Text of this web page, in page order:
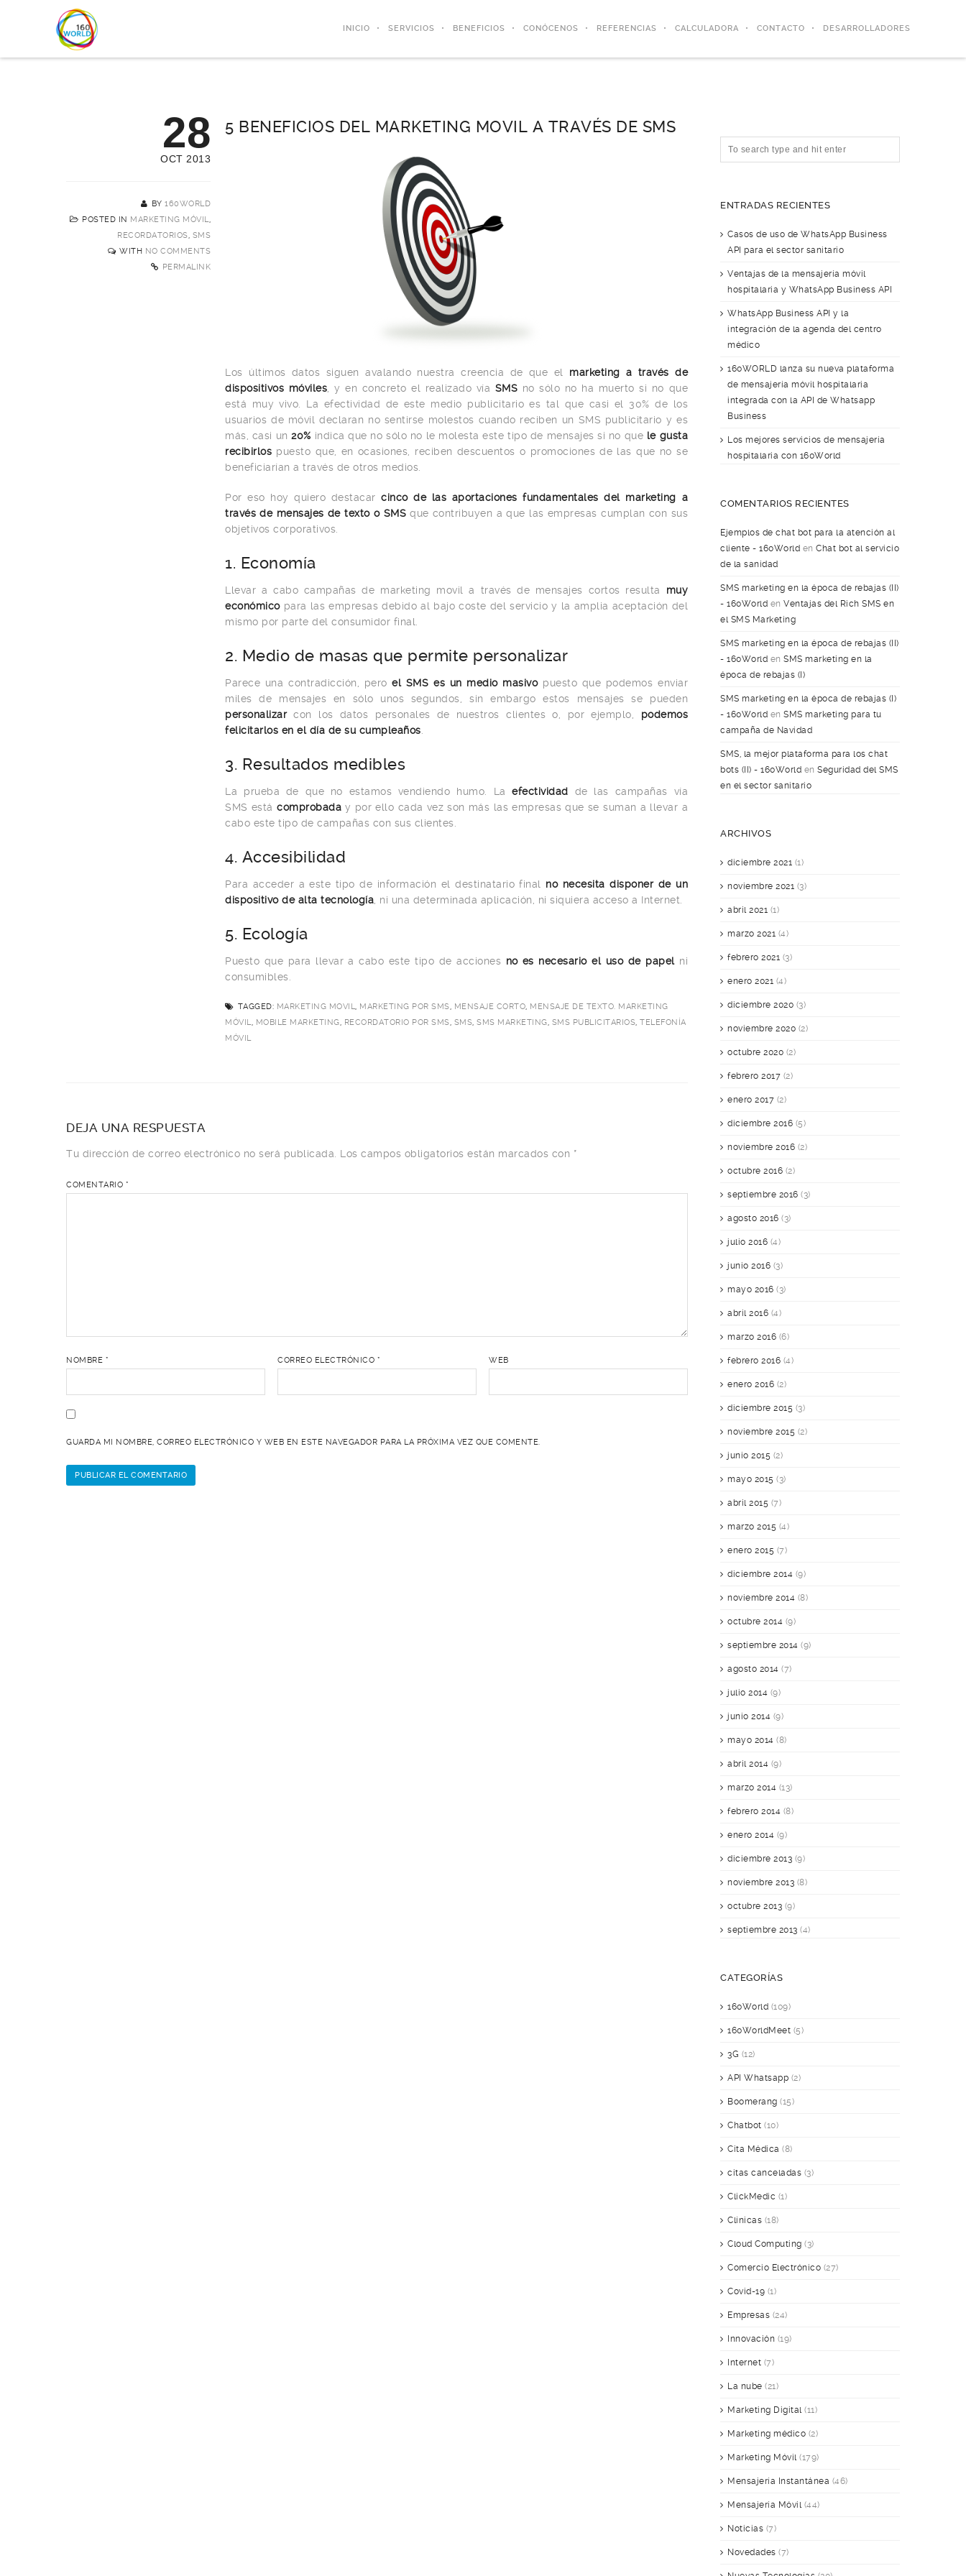
INICIO SERVICIOS BENEFICIOS CONÓCENOS REFERENCIAS CALCULADORA CONTACTO DESARROLLADORES
28
OCT 2013
BY160WORLD
POSTED IN MARKETING MÓVIL,
RECORDATORIOS, SMS
WITH NO COMMENTS
PERMALINK
5 BENEFICIOS DEL MARKETING MOVIL A TRAVÉS DE SMS
Los últimos datos siguen avalando nuestra creencia de que el marketing a través de
dispositivos móviles , y en concreto el realizado vía SMS no sólo no ha muerto si no que
está muy vivo. La efectividad de este medio publicitario es tal que casi el 30% de los
usuarios de móvil declaran no sentirse molestos cuando reciben un SMS publicitario y es
más, casi un20% indica que no sólo no le molesta este tipo de mensajes si no que le gusta
recibirlos puesto que, en ocasiones, reciben descuentos o promociones de las que no se
beneficiarían a través de otros medios.
Por eso hoy quiero destacarcinco de las aportaciones fundamentales del marketing a
través de mensajes de texto o SMS que contribuyen a que las empresas cumplan con sus
objetivos corporativos.
1. Economía
Llevar a cabo campañas de marketing movil a través de mensajes cortos resulta muy
económicopara las empresas debido al bajo coste del servicio y la amplia aceptación del
mismo por parte del consumidor final.
2. Medio de masas que permite personalizar
Parece una contradicción, peroel SMS es un medio masivopuesto que podemos enviar
miles de mensajes en sólo unos segundos, sin embargo estos mensajes se pueden
personalizarcon los datos personales de nuestros clientes o, por ejemplo, podemos
felicitarlos en el día de su cumpleaños
3. Resultados medibles
La prueba de que no estamos vendiendo humo. Laefectividad de las campañas vía
SMS estácomprobada y por ello cada vez son más las empresas que se suman a llevar a
cabo este tipo de campañas con sus clientes.
4. Accesibilidad
Para acceder a este tipo de información el destinatario final no necesita disponer de un
dispositivo de alta tecnología , ni una determinada aplicación, ni siquiera acceso a Internet.
5. Ecología
Puesto que para llevar a cabo este tipo de acciones no es necesario el uso de papelni
consumibles.
TAGGED: MARKETING MOVIL, MARKETING POR SMS, MENSAJE CORTO, MENSAJE DE TEXTO. MARKETING
MÓVIL, MOBILE MARKETING, RECORDATORIO POR SMS, SMS,SMS MARKETING, SMS PUBLICITARIOS,TELEFONÍA
MÓVIL
DEJA UNA RESPUESTA
Tu dirección de correo electrónico no será publicada. Los campos obligatorios están marcados con *
COMENTARIO *
NOMBRE * CORREO ELECTRÓNICO * WEB
GUARDA MI NOMBRE, CORREO ELECTRÓNICO Y WEB EN ESTE NAVEGADOR PARA LA PRÓXIMA VEZ QUE COMENTE.
ENTRADAS RECIENTES
Casos de uso de WhatsApp Business
API para el sector sanitario
Ventajas de la mensajería móvil
hospitalaria y WhatsApp Business API
WhatsApp Business API y la
integración de la agenda del centro
médico
160WORLD lanza su nueva plataforma
de mensajería móvil hospitalaria
integrada con la API de Whatsapp
Business
Los mejores servicios de mensajería
hospitalaria con 160World
COMENTARIOS RECIENTES
Ejemplos de chat bot para la atención al
cliente - 160World en Chat bot al servicio
de la sanidad
SMS marketing en la época de rebajas (II)
- 160World en Ventajas del Rich SMS en
el SMS Marketing
SMS marketing en la época de rebajas (II)
- 160World en SMS marketing en la
época de rebajas (I)
SMS marketing en la época de rebajas (I)
- 160World en SMS marketing para tu
campaña de Navidad
SMS, la mejor plataforma para los chat
bots (II) - 160World en Seguridad del SMS
en el sector sanitario
ARCHIVOS
diciembre 2021 (1)
noviembre 2021 (3)
abril 2021 (1)
marzo 2021 (4)
febrero 2021 (3)
enero 2021 (4)
diciembre 2020 (3)
noviembre 2020 (2)
octubre 2020 (2)
febrero 2017 (2)
enero 2017 (2)
diciembre 2016 (5)
noviembre 2016 (2)
octubre 2016 (2)
septiembre 2016 (3)
agosto 2016 (3)
julio 2016 (4)
junio 2016 (3)
mayo 2016 (3)
abril 2016 (4)
marzo 2016 (6)
febrero 2016 (4)
enero 2016 (2)
diciembre 2015 (3)
noviembre 2015 (2)
junio 2015 (2)
mayo 2015 (3)
abril 2015 (7)
marzo 2015 (4)
enero 2015 (7)
diciembre 2014 (9)
noviembre 2014 (8)
octubre 2014 (9)
septiembre 2014 (9)
agosto 2014 (7)
julio 2014 (9)
junio 2014 (9)
mayo 2014 (8)
abril 2014 (9)
marzo 2014 (13)
febrero 2014 (8)
enero 2014 (9)
diciembre 2013 (9)
noviembre 2013 (8)
octubre 2013 (9)
septiembre 2013 (4)
CATEGORÍAS
160World (109)
160WorldMeet (5)
3G (12)
API Whatsapp (2)
Boomerang (15)
Chatbot (10)
Cita Médica (8)
citas canceladas (3)
ClickMedic (1)
Clínicas (18)
Cloud Computing (3)
Comercio Electrónico (27)
Covid-19 (1)
Empresas (24)
Innovación (19)
Internet (7)
La nube (21)
Marketing Digital(11)
Marketing médico (2)
Marketing Móvil(179)
Mensajería Instantánea (46)
Mensajería Móvil(44)
Noticias (7)
Novedades (7)